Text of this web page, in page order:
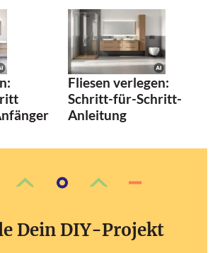
Fliesen verlegen:
Schritt-für-Schritt-
Anleitung
Dein DIY-Projekt